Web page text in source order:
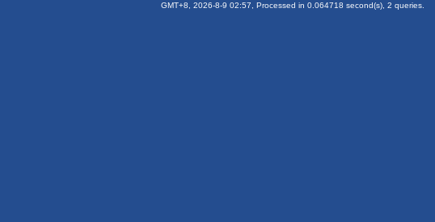
GMT+8, 2026-8-9 02:57, Processed in 0.064718 second(s), 2 queries.